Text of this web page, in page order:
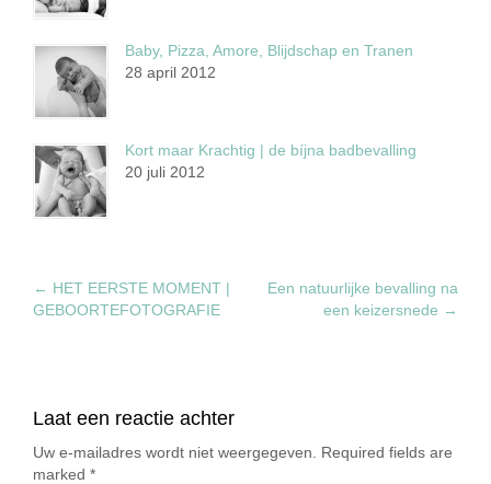
Baby, Pizza, Amore, Blijdschap en Tranen
28 april 2012
Kort maar Krachtig | de bíjna badbevalling
20 juli 2012
← HET EERSTE MOMENT |
GEBOORTEFOTOGRAFIE
Een natuurlijke bevalling na
een keizersnede →
Laat een reactie achter
Uw e-mailadres wordt niet weergegeven. Required fields are
marked *